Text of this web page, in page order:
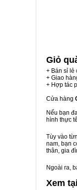
Giỏ
+ Bán sỉ lẻ
+ Giao
+ Hợp tác
Cửa hàng
Nếu bạn
hình thực
Tùy vào
nam, bạn
thân, gia
Ngoài ra,
Xem